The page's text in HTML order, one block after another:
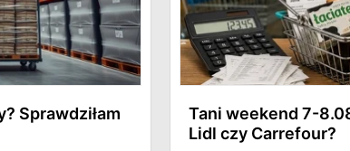
Sprawdziłam
Tani weekend 7-
Lidl czy Carrefour?